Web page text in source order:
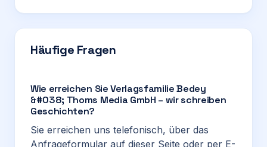
Häufige Fragen
Wie erreichen Sie Verlagsfamilie Bedey
&#038; Thoms Media GmbH – wir schreiben
Geschichten?
Sie erreichen uns telefonisch, über das
Anfrageformular auf dieser Seite oder per E-